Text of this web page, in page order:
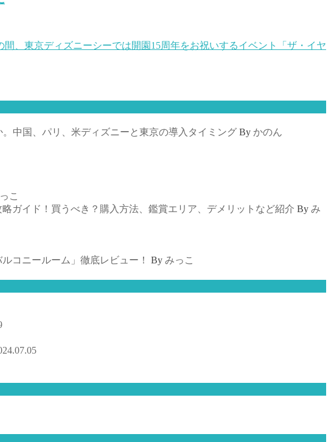
、東京ディズニーシーでは開園15周年をお祝いするイベント「ザ・イヤ
中国、パリ、米ディズニーと東京の導入タイミング By かのん
こ
ガイド！買うべき？購入方法、鑑賞エリア、デメリットなど紹介 By み
コニールーム」徹底レビュー！
By みっこ